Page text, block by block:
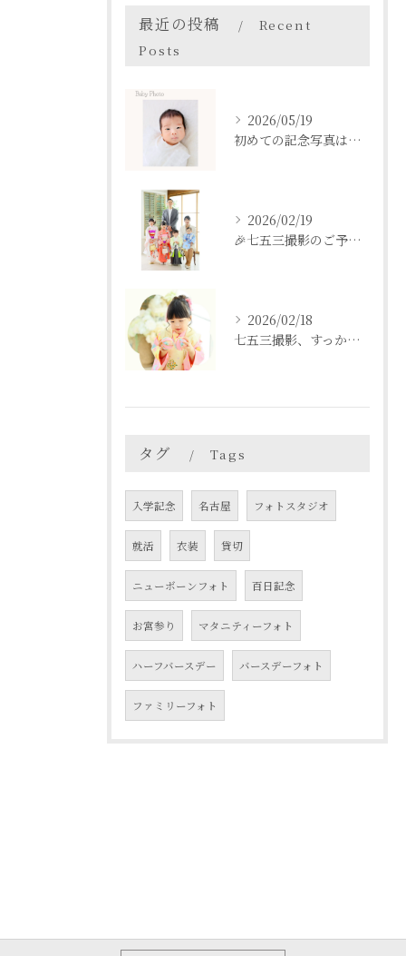
最近の投稿
Recent
Posts
2026/05/19
初めての記念写真はは、DEAR STUDIOで。
2026/02/19
🎉七五三撮影のご予約をご検討中の方へ🎉
2026/02/18
七五三撮影、すっかり忘れてた💦という方も
タグ Tags
入学記念 名古屋 フォトスタジオ
就活 衣装 貸切
ニューボーンフォト 百日記念
お宮参り マタニティーフォト
ハーフバースデー バースデーフォト
ファミリーフォト